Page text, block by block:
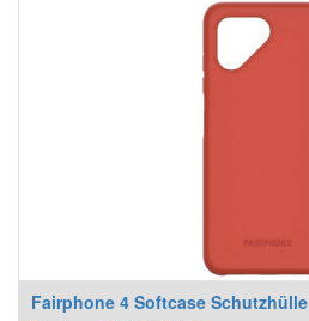
Fairphone 4 Softcase Schutzhülle